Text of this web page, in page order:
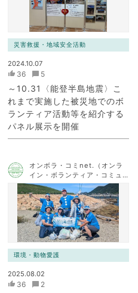
災害救援・地域安全活動
2024.10.07
36 5
～10.31〈能登半島地震〉こ
れまで実施した被災地でのボ
ランティア活動等を紹介する
パネル展示を開催
オンボラ・コミnet.（オンラ
イン・ボランティア・コミュ
ニケーション・ネットワー
ク）
環境・動物愛護
2025.08.02
36 2